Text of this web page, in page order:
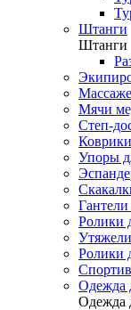
Штанги
Штанги
Мячи
Степ-
Упоры
Ролики
Ролики
Одежда
Одежда